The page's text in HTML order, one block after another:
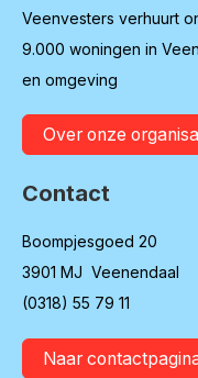
Veenvesters verhuurt
9.000 woningen in
en omgeving
Over onze
Contact
Boompjesgoed 20
3901 MJ Veenendaal
(0318) 55 79 11
Naar